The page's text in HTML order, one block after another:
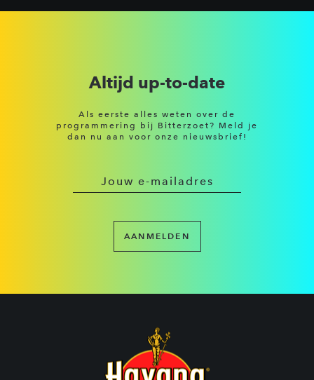
Altijd up-to-date
Als eerste alles weten over de
programmering bij Bitterzoet? Meld je
dan nu aan voor onze nieuwsbrief!
AANMELDEN